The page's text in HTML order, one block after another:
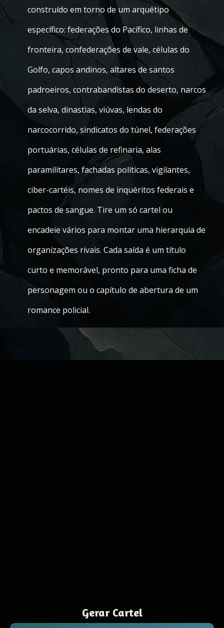
construído em torno de um arquétipo
específico: federações do Pacífico, linhas de
fronteira, confederações de vale, células do
Golfo, capos andinos, altares de santos
padroeiros, contrabandistas do deserto, narcos
da selva, dinastias, viúvas, lendas do
narcocorrido, sindicatos do túnel, federações
portuárias, células de refinaria, alas
paramilitares, fachadas políticas, vigilantes,
ciber-cartéis, nomes de inquéritos federais e
pactos de sangue. Tire um só cartel ou
encadeie vários para montar uma hierarquia de
organizações rivais. Cada saída é um título
curto e memorável, pronto para uma ficha de
personagem ou o capítulo de abertura de um
romance policial.
Gerar Cartel